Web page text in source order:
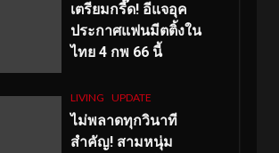
เตรียมกรี๊ด! อีแจอุค
ประกาศแฟนมีตติ้งใน
ไทย 4 กพ 66 นี้
LIVING UPDATE
ไม่พลาดทุกวินาที
สำคัญ! สามหนุ่ม